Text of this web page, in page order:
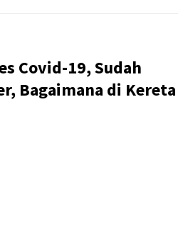
Covid-19, Sudah
Bagaimana di Kereta